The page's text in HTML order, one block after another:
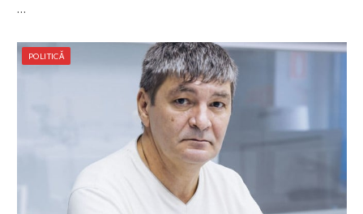
…
POLITICĂ